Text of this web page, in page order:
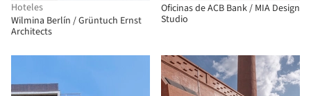
Hoteles
Wilmina Berlín / Grüntuch Ernst
Architects
Oficinas de ACB Bank / MIA Design
Studio